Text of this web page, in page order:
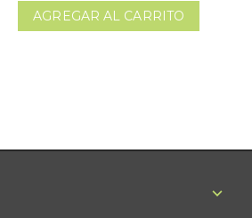
AGREGAR AL CARRITO